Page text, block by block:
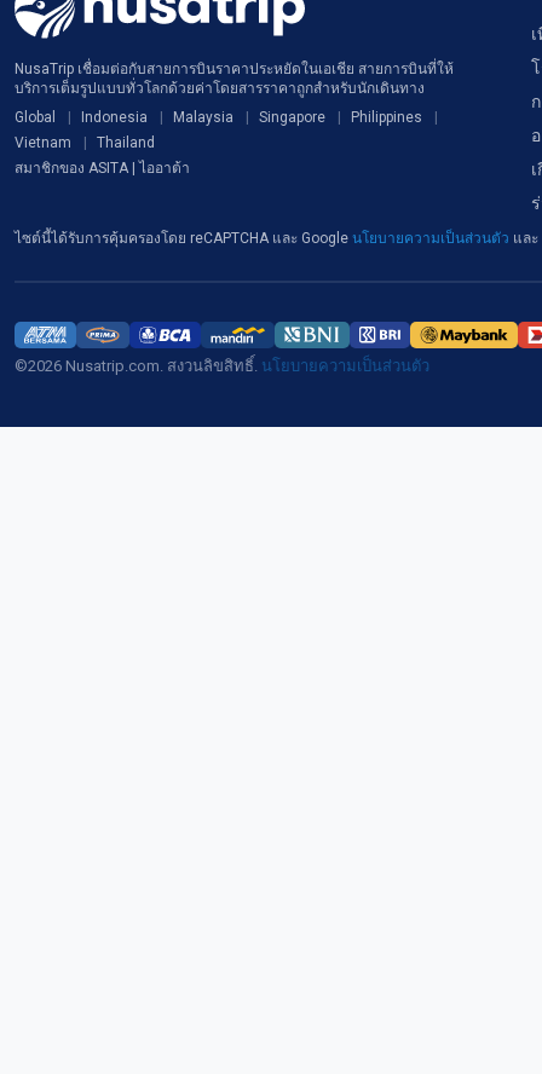
NusaTrip เชื่อมต่อกับสายการบินราคาประหยัดในเอเชีย สายการบินที่ให้
บริการเต็มรูปแบบทั่วโลกด้วยค่าโดยสารราคาถูกสำหรับนักเดินทาง
Global
Indonesia Malaysia Singapore
Philippines
Vietnam
Thailand
สมาชิกของ ASITA | ไออาต้า
ไซต์นี้ได้รับการคุ้มครองโดย reCAPTCHA และ Google นโยบายความเป็นส่วนตัว และ
©2026 Nusatrip.com. สงวนลิขสิทธิ์. นโยบายความเป็นส่วนตัว